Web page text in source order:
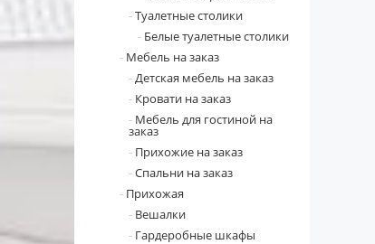
Туалетные столики
Белые туалетные столики
Мебель на заказ
Детская мебель на заказ
Кровати на заказ
Мебель для гостиной на
заказ
Прихожие на заказ
Спальни на заказ
Прихожая
Вешалки
Гардеробные шкафы